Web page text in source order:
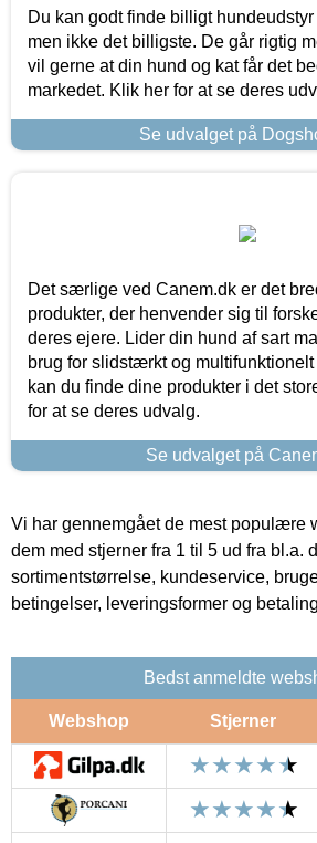
Du kan godt finde billigt
men ikke det billigste. De går rigtig
vil gerne at din hund og kat får det
markedet. Klik her for at se deres
Se udvalget på
Det særlige ved Canem.dk er det
produkter, der henvender sig til
deres ejere. Lider din hund af sart
brug for slidstærkt og
kan du finde dine produkter i det
for at se deres udvalg.
Se udvalget på
Vi har gennemgået de mest populære
dem med stjerner fra 1 til 5 ud fra bl.a.
sortimentstørrelse, kundeservice,
betingelser, leveringsformer og
Bedst anmeldte
Webshop Stjerner